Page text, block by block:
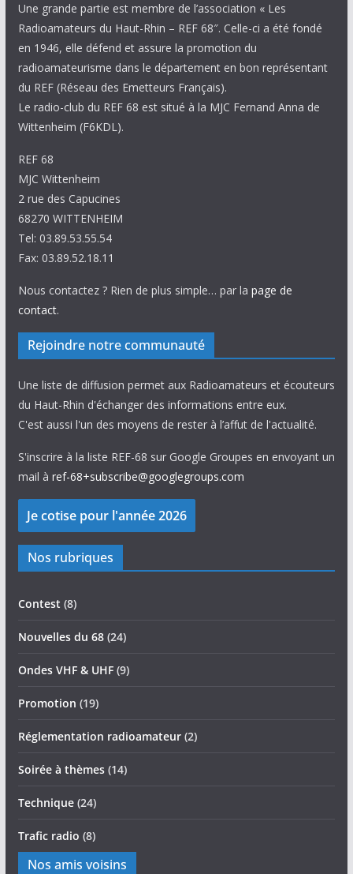
Une grande partie est membre de l’association « Les
Radioamateurs du Haut-Rhin – REF 68″. Celle-ci a été fondé
en 1946, elle défend et assure la promotion du
radioamateurisme dans le département en bon représentant
du REF (Réseau des Emetteurs Français).
Le radio-club du REF 68 est situé à la MJC Fernand Anna de
Wittenheim (F6KDL).
REF 68
MJC Wittenheim
2 rue des Capucines
68270 WITTENHEIM
Tel: 03.89.53.55.54
Fax: 03.89.52.18.11
Nous contactez ? Rien de plus simple… par la page de
contact.
Rejoindre notre communauté
Une liste de diffusion permet aux Radioamateurs et écouteurs
du Haut-Rhin d'échanger des informations entre eux.
C'est aussi l'un des moyens de rester à l’affut de l'actualité.
S'inscrire à la liste REF-68 sur Google Groupes en envoyant un
mail à ref-68+subscribe@googlegroups.com
Nos rubriques
Contest (8)
Nouvelles du 68(24)
Ondes VHF & UHF(9)
Promotion (19)
Réglementation radioamateur(2)
Soirée à thèmes(14)
Technique(24)
Trafic radio (8)
Nos amis voisins